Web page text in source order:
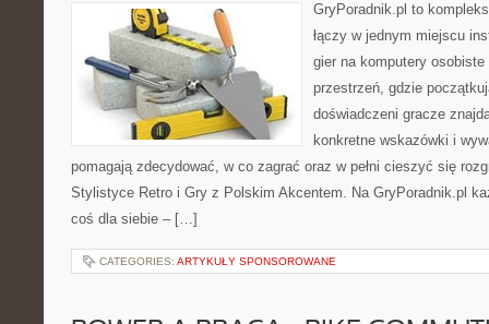
GryPoradnik.pl to
łączy w jednym miejscu
gier na komputery
przestrzeń, gdzie
doświadczeni gracze
konkretne wskazówki i
pomagają zdecydować, w co zagrać oraz w pełni cieszyć się
Stylistyce Retro i Gry z Polskim Akcentem. Na GryPoradnik.pl
coś dla siebie – […]
CATEGORIES: ARTYKUŁY SPONSOROWANE